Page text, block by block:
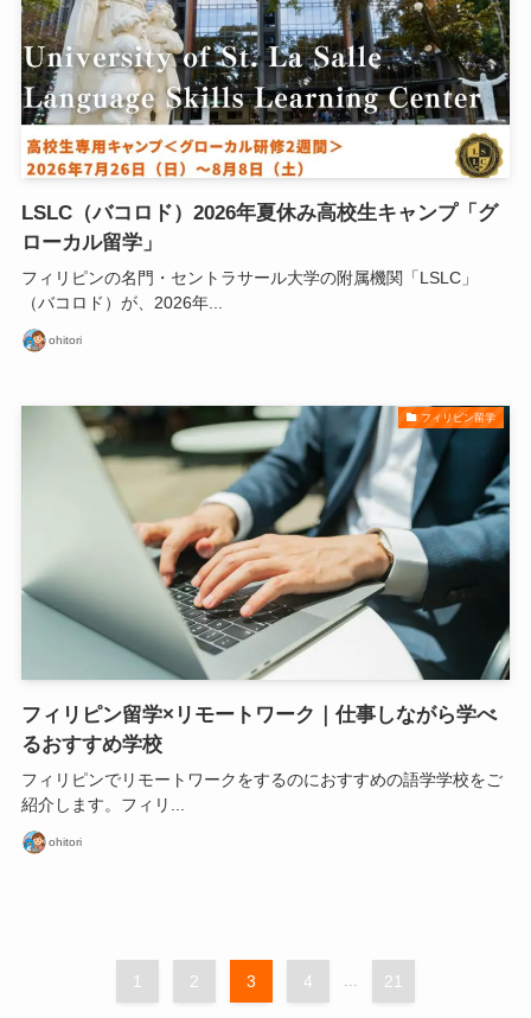
LSLC（バコロド）2026年夏休み高校生キャンプ「グ
ローカル留学」
フィリピンの名門・セントラサール大学の附属機関「LSLC」
（バコロド）が、2026年...
ohitori
フィリピン留学
フィリピン留学×リモートワーク｜仕事しながら学べ
るおすすめ学校
フィリピンでリモートワークをするのにおすすめの語学学校をご
紹介します。フィリ...
ohitori
1 2 3 4 ... 21